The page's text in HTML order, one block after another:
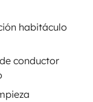
habitáculo
conductor
en Trusted